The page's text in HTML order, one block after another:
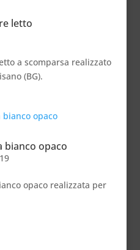
letto
a scomparsa realizzato
(BG).
bianco opaco
opaco realizzata per